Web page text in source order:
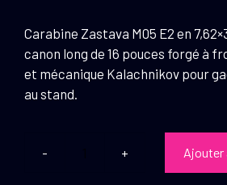
Carabine Zastava M05 E2 en
canon long de 16 pouces forgé à
et mécanique Kalachnikov pour
au stand.
quantité
Ajouter